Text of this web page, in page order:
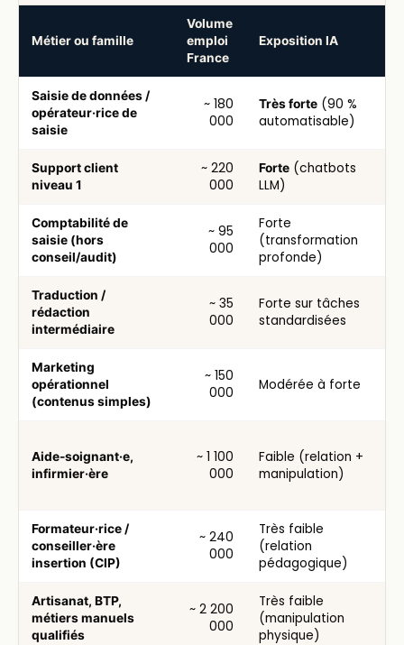
Métier ou famille
Volume
emploi
France
Exposition IA
Saisie de données /
opérateur·rice de
saisie
~ 180
000
Très forte (90 %
automatisable)
Support client
niveau 1
~ 220
000
Forte (chatbots
LLM)
Comptabilité de
saisie (hors
conseil/audit)
~ 95
000
Forte
(transformation
profonde)
Traduction /
rédaction
intermédiaire
~ 35
000
Forte sur tâches
standardisées
Marketing
opérationnel
(contenus simples)
~ 150
000
Modérée à forte
Aide-soignant·e,
infirmier·ère
~ 1 100
000
Faible (relation +
manipulation)
Formateur·rice /
conseiller·ère
insertion (CIP)
~ 240
000
Très faible
(relation
pédagogique)
Artisanat, BTP,
métiers manuels
qualifiés
~ 2 200
000
Très faible
(manipulation
physique)